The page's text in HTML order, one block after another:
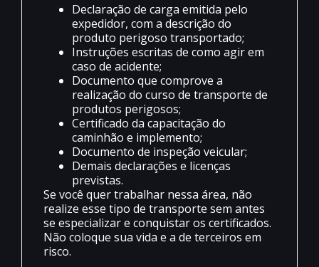
Declaração de carga emitida pelo
expedidor, com a descrição do
produto perigoso transportado;
Instruções escritas de como agir em
caso de acidente;
Documento que comprove a
realização do curso de transporte de
produtos perigosos;
Certificado da capacitação do
caminhão e implemento;
Documento de inspeção veicular;
Demais declarações e licenças
previstas.
Se você quer trabalhar nessa área, não
realize esse tipo de transporte sem antes
se especializar e conquistar os certificados.
Não coloque sua vida e a de terceiros em
risco.